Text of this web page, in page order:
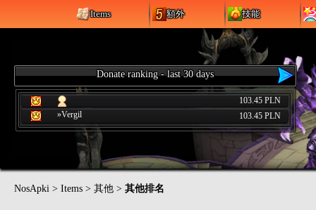
Items 額外 技能
Donate ranking - last 30 days
103.45 PLN
»Vergil
103.45 PLN
NosApki > Items > 其他 > 其他排名